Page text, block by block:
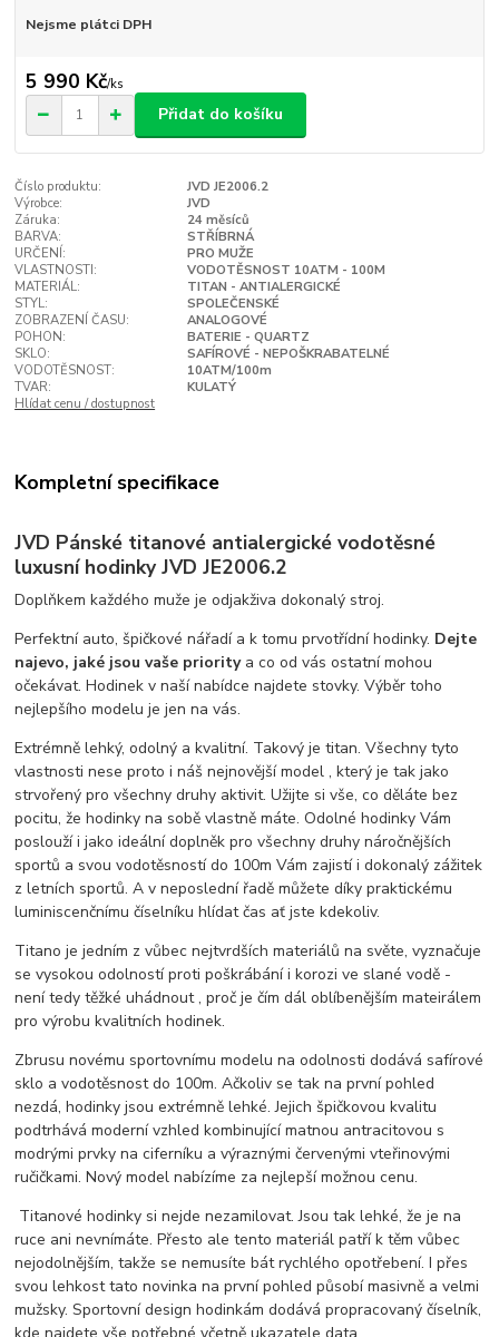
Nejsme plátci DPH
5 990 Kč/ks
Přidat do košíku
Číslo produktu:
JVD JE2006.2
Výrobce:
JVD
Záruka:
24 měsíců
BARVA:
STŘÍBRNÁ
URČENÍ:
PRO MUŽE
VLASTNOSTI:
VODOTĚSNOST 10ATM - 100M
MATERIÁL:
TITAN - ANTIALERGICKÉ
STYL:
SPOLEČENSKÉ
ZOBRAZENÍ ČASU:
ANALOGOVÉ
POHON:
BATERIE - QUARTZ
SKLO:
SAFÍROVÉ - NEPOŠKRABATELNÉ
VODOTĚSNOST:
10ATM/100m
TVAR:
KULATÝ
Hlídat cenu / dostupnost
Kompletní specifikace
JVD Pánské titanové antialergické vodotěsné
luxusní hodinky JVD JE2006.2
Doplňkem každého muže je odjakživa dokonalý stroj.
Perfektní auto, špičkové nářadí a k tomu prvotřídní hodinky. Dejte
najevo, jaké jsou vaše prioritya co od vás ostatní mohou
očekávat. Hodinek v naší nabídce najdete stovky. Výběr toho
nejlepšího modelu je jen na vás.
Extrémně lehký, odolný a kvalitní. Takový je titan. Všechny tyto
vlastnosti nese proto i náš nejnovější model , který je tak jako
strvořený pro všechny druhy aktivit. Užijte si vše, co děláte bez
pocitu, že hodinky na sobě vlastně máte. Odolné hodinky Vám
poslouží i jako ideální doplněk pro všechny druhy náročnějších
sportů a svou vodotěsností do 100m Vám zajistí i dokonalý zážitek
z letních sportů. A v neposlední řadě můžete díky praktickému
luminiscenčnímu číselníku hlídat čas ať jste kdekoliv.
Titano je jedním z vůbec nejtvrdších materiálů na světe, vyznačuje
se vysokou odolností proti poškrábání i korozi ve slané vodě -
není tedy těžké uhádnout , proč je čím dál oblíbenějším mateirálem
pro výrobu kvalitních hodinek.
Zbrusu novému sportovnímu modelu na odolnosti dodává safírové
sklo a vodotěsnost do 100m. Ačkoliv se tak na první pohled
nezdá, hodinky jsou extrémně lehké. Jejich špičkovou kvalitu
podtrhává moderní vzhled kombinující matnou antracitovou s
modrými prvky na ciferníku a výraznými červenými vteřinovými
ručičkami. Nový model nabízíme za nejlepší možnou cenu.
Titanové hodinky si nejde nezamilovat. Jsou tak lehké, že je na
ruce ani nevnímáte. Přesto ale tento materiál patří k těm vůbec
nejodolnějším, takže se nemusíte bát rychlého opotřebení. I přes
svou lehkost tato novinka na první pohled působí masivně a velmi
mužsky. Sportovní design hodinkám dodává propracovaný číselník,